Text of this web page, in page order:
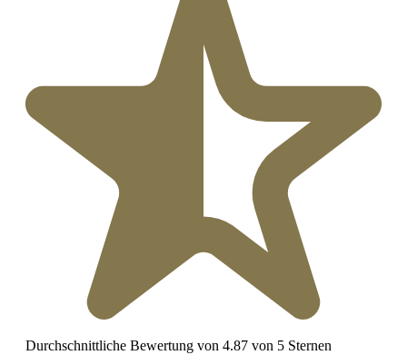
Durchschnittliche Bewertung von 4.87 von 5 Sternen